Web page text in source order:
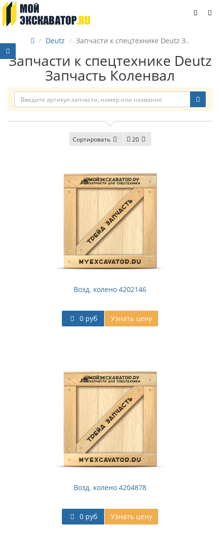
Deutz Запчасти к спецтехнике Deutz З..
Запчасти к спецтехнике Deutz
Запчасть Коленвал
Сортировать 20
Возд. колено 4202146
0 руб Узнать цену
Возд. колено 4204878
0 руб Узнать цену